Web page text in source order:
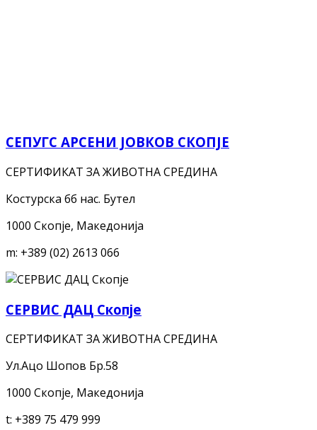
СЕПУГС АРСЕНИ ЈОВКОВ СКОПЈЕ
СЕРТИФИКАТ ЗА ЖИВОТНА СРЕДИНА
Костурска бб нас. Бутел
1000 Скопје, Македонија
m: +389 (02) 2613 066
СЕРВИС ДАЦ Скопје
СЕРТИФИКАТ ЗА ЖИВОТНА СРЕДИНА
Ул.Ацо Шопов Бр.58
1000 Скопје, Македонија
t: +389 75 479 999